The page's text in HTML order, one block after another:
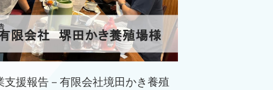
支援報告－有限会社境田かき養殖